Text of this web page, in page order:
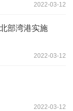
2022-03-12
部湾港实施
2022-03-12
2022-03-12